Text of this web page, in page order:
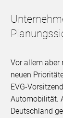
Vor allem aber
neuen
EVG-
Automobilität.
Deutschland